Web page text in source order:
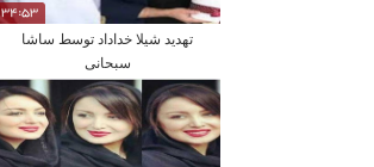
34:53
تهدید شیلا خداداد توسط ساشا
سبحانی